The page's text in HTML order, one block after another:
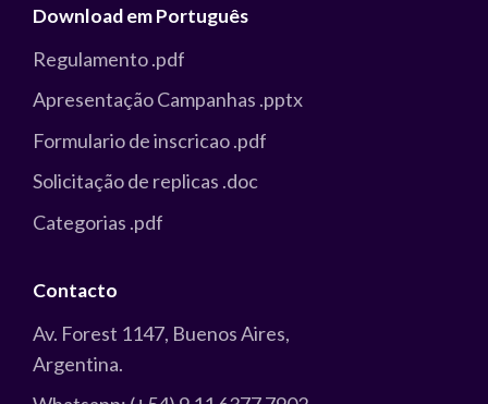
Download em Português
Regulamento.pdf
Apresentação Campanhas .pptx
Formulario de inscricao.pdf
Solicitação de replicas .doc
Categorias .pdf
Contacto
Av. Forest 1147, Buenos Aires,
Argentina.